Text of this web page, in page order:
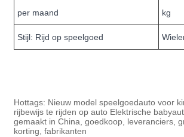
per maand
kg
Stijl: Rijd op speelgoed
Hottags: Nieuw model speelgoedauto voor
rijbewijs te rijden op auto Elektrische
gemaakt in China, goedkoop, leveranciers,
korting, fabrikanten